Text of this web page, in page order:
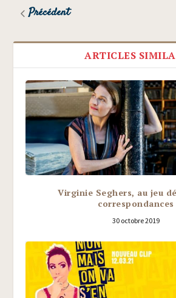
Précédent
ARTICLES
Virginie Seghers, au jeu
correspondances
30 octobre 2019